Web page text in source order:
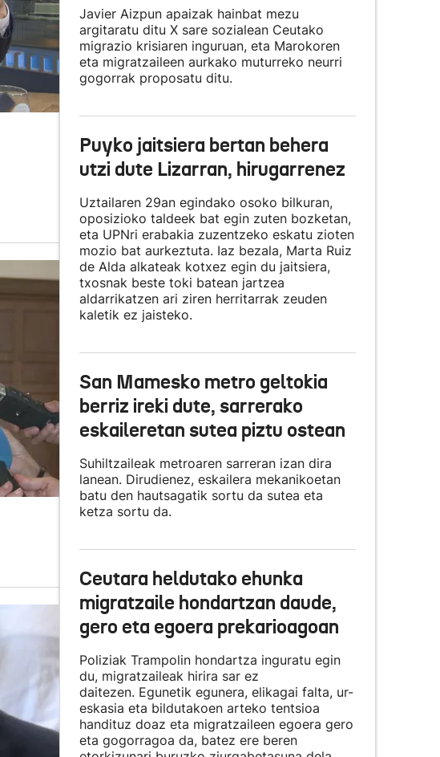
Javier Aizpun apaizak hainbat mezu
argitaratu ditu X sare sozialean Ceutako
migrazio krisiaren inguruan, eta Marokoren
eta migratzaileen aurkako muturreko neurri
gogorrak proposatu ditu.
Puyko jaitsiera bertan behera
utzi dute Lizarran, hirugarrenez
Uztailaren 29an egindako osoko bilkuran,
oposizioko taldeek bat egin zuten bozketan,
eta UPNri erabakia zuzentzeko eskatu zioten
mozio bat aurkeztuta. Iaz bezala, Marta Ruiz
de Alda alkateak kotxez egin du jaitsiera,
txosnak beste toki batean jartzea
aldarrikatzen ari ziren herritarrak zeuden
kaletik ez jaisteko.
San Mamesko metro geltokia
berriz ireki dute, sarrerako
eskaileretan sutea piztu ostean
Suhiltzaileak metroaren sarreran izan dira
lanean. Dirudienez, eskailera mekanikoetan
batu den hautsagatik sortu da sutea eta
ketza sortu da.
Ceutara heldutako ehunka
migratzaile hondartzan daude,
gero eta egoera prekarioagoan
Poliziak Trampolin hondartza inguratu egin
du, migratzaileak hirira sar ez
daitezen. Egunetik egunera, elikagai falta, ur-
eskasia eta bildutakoen arteko tentsioa
handituz doaz eta migratzaileen egoera gero
eta gogorragoa da, batez ere beren